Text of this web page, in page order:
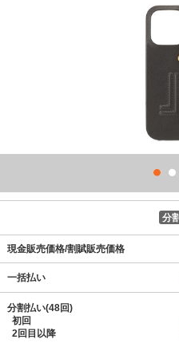
分
現金販売価格/割賦販売価格
一括払い
分割払い(48回)
初回
2回目以降